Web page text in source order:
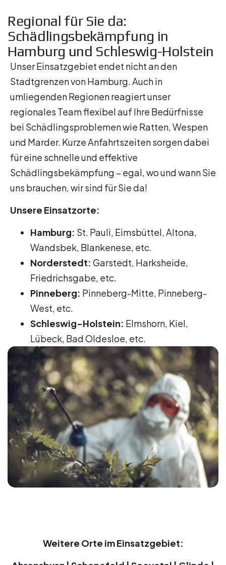
Regional für Sie da:
Schädlingsbekämpfung in
Hamburg und Schleswig-Holstein
Unser Einsatzgebiet endet nicht an den
Stadtgrenzen von Hamburg. Auch in
umliegenden Regionen reagiert unser
regionales Team flexibel auf Ihre Bedürfnisse
bei Schädlingsproblemen wie Ratten, Wespen
und Marder. Kurze Anfahrtszeiten sorgen dabei
für eine schnelle und effektive
Schädlingsbekämpfung – egal, wo und wann Sie
uns brauchen, wir sind für Sie da!
Unsere Einsatzorte:
Hamburg: St. Pauli, Eimsbüttel, Altona,
Wandsbek, Blankenese, etc.
Norderstedt: Garstedt, Harksheide,
Friedrichsgabe, etc.
Pinneberg: Pinneberg-Mitte, Pinneberg-
West, etc.
Schleswig-Holstein: Elmshorn, Kiel,
Lübeck, Bad Oldesloe, etc.
Weitere Orte im Einsatzgebiet: